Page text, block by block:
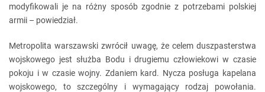
modyfikowali je na różny sposób zgodnie z potrzebami polskiej
armii – powiedział.
Metropolita warszawski zwrócił uwagę, że celem duszpasterstwa
wojskowego jest służba Bodu i drugiemu człowiekowi w czasie
pokoju i w czasie wojny. Zdaniem kard. Nycza posługa kapelana
wojskowego, to szczególny i wymagający rodzaj powołania.